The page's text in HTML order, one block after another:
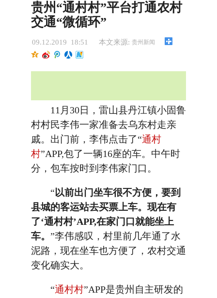
贵州“通村村”平台打通农村
交通“微循环”
09.12.2019 18:51 本文来源: 贵州新闻
11月30日，雷山县丹江镇小固鲁
村村民李伟一家准备去乌东村走亲
戚。出门前，李伟点击了“通村
村”APP,包了一辆16座的车。中午时
分，包车按时到李伟家门口。
“ 以前出门坐车很不方便，要到
县城的客运站去买票上车。现在有
了‘通村村’APP,在家门口就能坐上
车。 ”李伟感叹，村里前几年通了水
泥路，现在坐车也方便了，农村交通
变化确实大。
“通村村”APP是贵州自主研发的